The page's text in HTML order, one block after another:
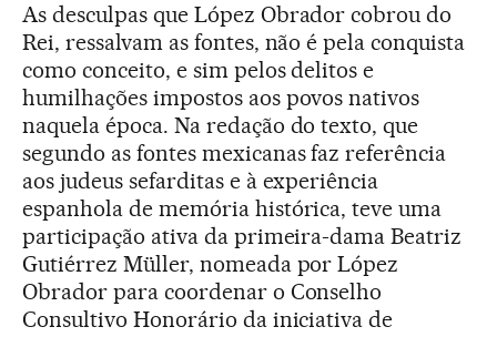
As desculpas que López Obrador cobrou do
Rei, ressalvam as fontes, não é pela conquista
como conceito, e sim pelos delitos e
humilhações impostos aos povos nativos
naquela época. Na redação do texto, que
segundo as fontes mexicanas faz referência
aos judeus sefarditas e à experiência
espanhola de memória histórica, teve uma
participação ativa da primeira-dama Beatriz
Gutiérrez Müller, nomeada por López
Obrador para coordenar o Conselho
Consultivo Honorário da iniciativa de